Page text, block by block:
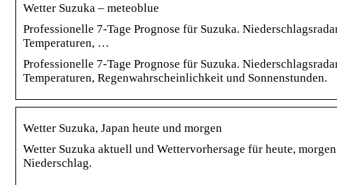
Wetter Suzuka – meteoblue
Professionelle 7-Tage Prognose für Suzuka.
Temperaturen, …
Professionelle 7-Tage Prognose für Suzuka.
Temperaturen, Regenwahrscheinlichkeit und Sonnenstunden.
Wetter Suzuka, Japan heute und morgen
Wetter Suzuka aktuell und Wettervorhersage für heute,
Niederschlag.